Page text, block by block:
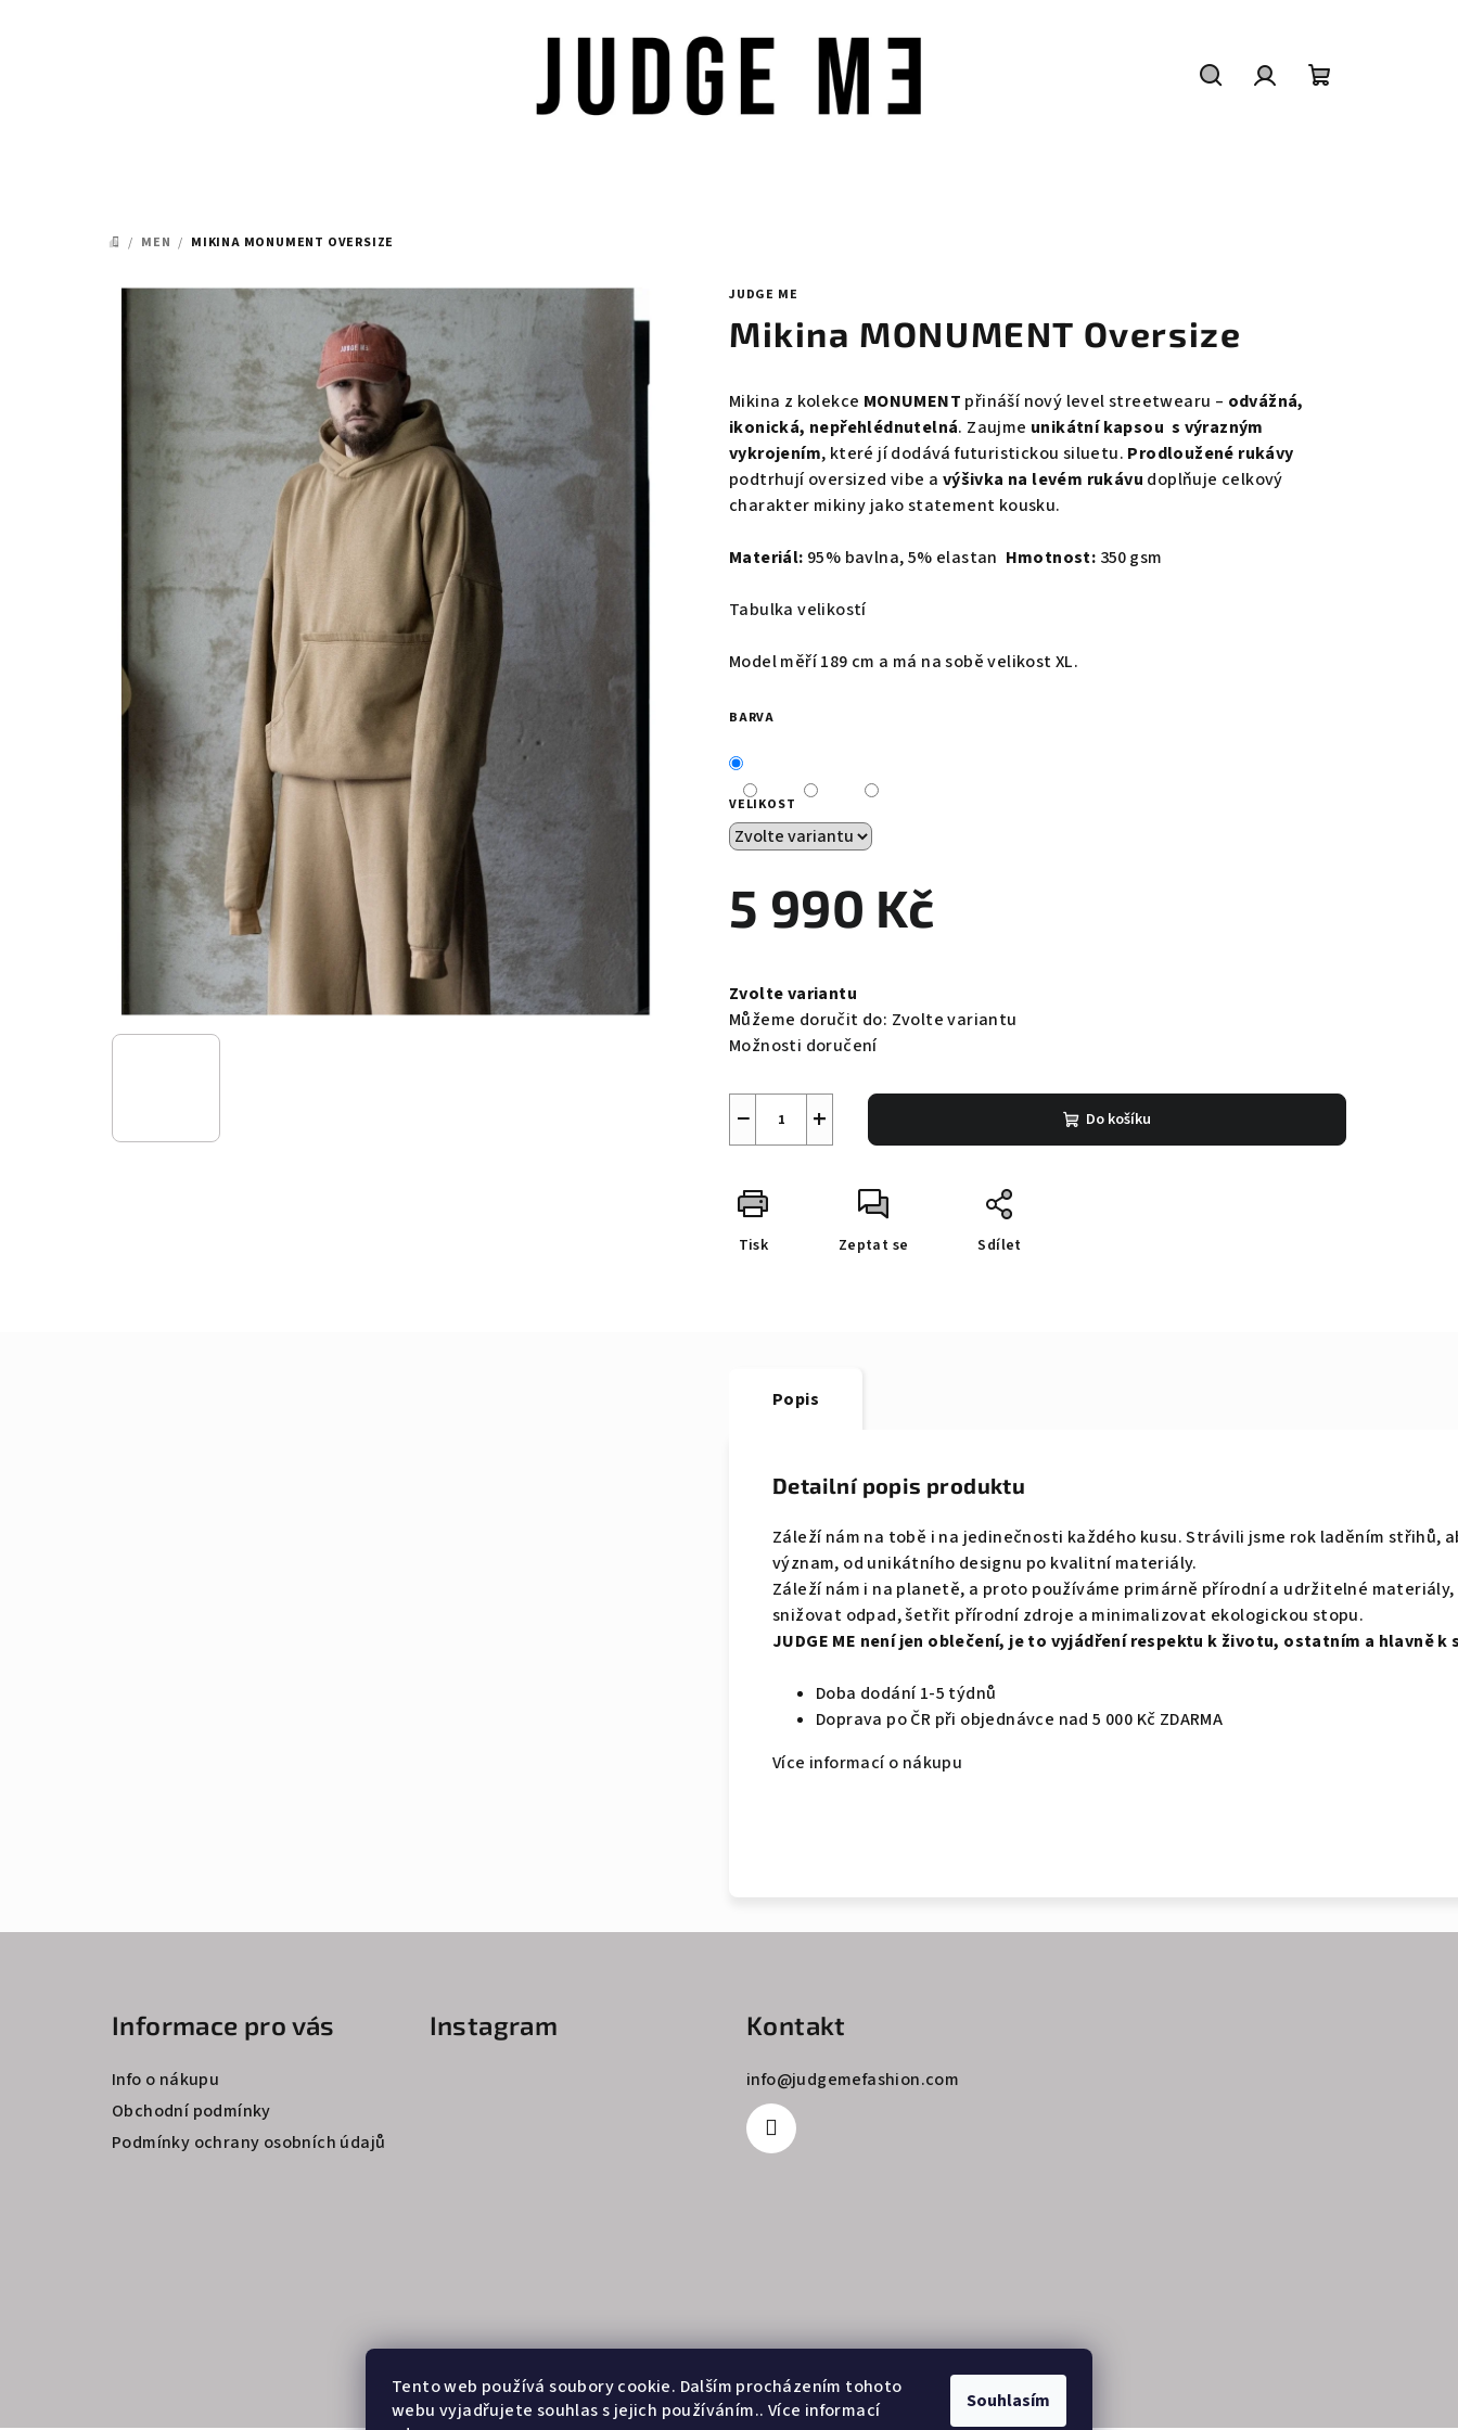
Tento web používá soubory cookie. Dalším procházením tohoto
webu vyjadřujete souhlas s jejich používáním.. Více informací
Souhlasím
DOMŮ
/ MEN / MIKINA MONUMENT OVERSIZE
JUDGE ME
Mikina MONUMENT Oversize
Mikina z kolekce MONUMENT přináší nový level streetwearu – odvážná,
ikonická, nepřehlédnutelná. Zaujme unikátní kapsou s výrazným
vykrojením, které jí dodává futuristickou siluetu. Prodloužené rukávy
podtrhují oversized vibe a výšivka na levém rukávu doplňuje celkový
charakter mikiny jako statement kousku.
Materiál: 95% bavlna, 5% elastan Hmotnost: 350 gsm
Tabulka velikostí
Model měří 189 cm a má na sobě velikost XL.
BARVA
VELIKOST
5 990 Kč
cena:
Zvolte variantu
Můžeme doručit do: Zvolte variantu
Možnosti doručení
+
− Do košíku
Tisk Zeptat se Sdílet
Popis
Detailní popis produktu
Záleží nám na tobě i na jedinečnosti každého kusu. Strávili jsme rok laděním střihů,
význam, od unikátního designu po kvalitní materiály.
Záleží nám i na planetě, a proto používáme primárně přírodní a udržitelné
snižovat odpad, šetřit přírodní zdroje a minimalizovat ekologickou stopu.
JUDGE ME není jen oblečení, je to vyjádření respektu k životu, ostatním a hlavně k
Doba dodání 1-5 týdnů
Doprava po ČR při objednávce nad 5 000 Kč ZDARMA
Více informací o nákupu
Informace pro vás
Info o nákupu
Obchodní podmínky
Podmínky ochrany osobních údajů
Instagram
Sledovat na Instagramu
Kontakt
info@judgemefashion.com